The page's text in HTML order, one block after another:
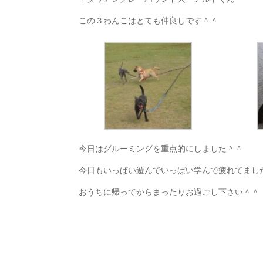
この３わんこはとても仲良しです＾＾
今日はグルーミングを重点的にしました＾＾
今日もいっぱい遊んでいっぱい学んで疲れてまし
おうちに帰ってからまったりお過ごし下さい＾＾